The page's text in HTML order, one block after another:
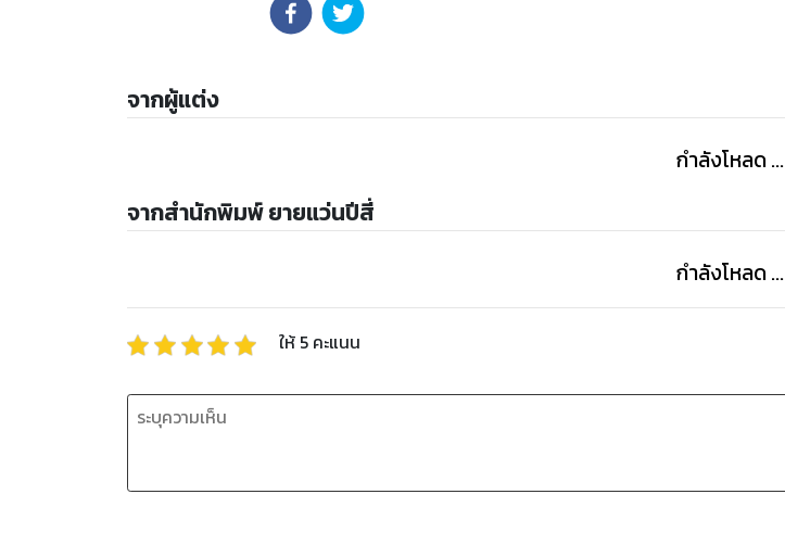
จากผู้แต่ง
กำลังโหลด ...
จากสำนักพิมพ์ ยายแว่นปีสี่
กำลังโหลด ...
ให้ 5 คะแนน